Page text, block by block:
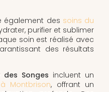
également des soins du
purifier et sublimer
soin est réalisé avec
des résultats
des Songes incluent un
Montbrison, offrant un